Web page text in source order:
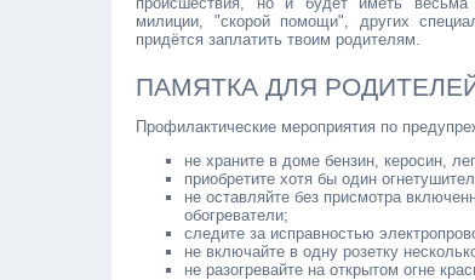
милиции, "скорой помощи", других
придётся заплатить твоим родителям.
ПАМЯТКА ДЛЯ
Профилактические мероприятия по
не храните в доме бензин, керосин,
приобретите хотя бы один
не оставляйте без присмотра
обогреватели;
следите за исправностью
не включайте в одну розетку
не разогревайте на открытом огне